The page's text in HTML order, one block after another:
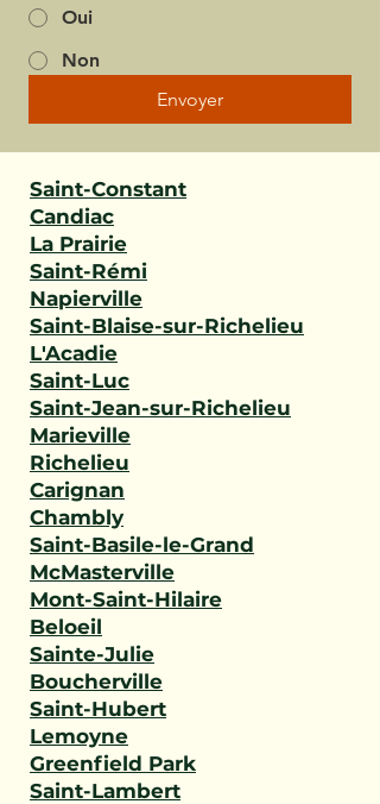
Oui
Non
Envoyer
Saint-Constant
Candiac
La Prairie
Saint-Rémi
Napierville
Saint-Blaise-sur-Richelieu
L'Acadie
Saint-Luc
Saint-Jean-sur-Richelieu
Marieville
Richelieu
Carignan
Chambly
Saint-Basile-le-Grand
McMasterville
Mont-Saint-Hilaire
Beloeil
Sainte-Julie
Boucherville
Saint-Hubert
Lemoyne
Greenfield Park
Saint-Lambert